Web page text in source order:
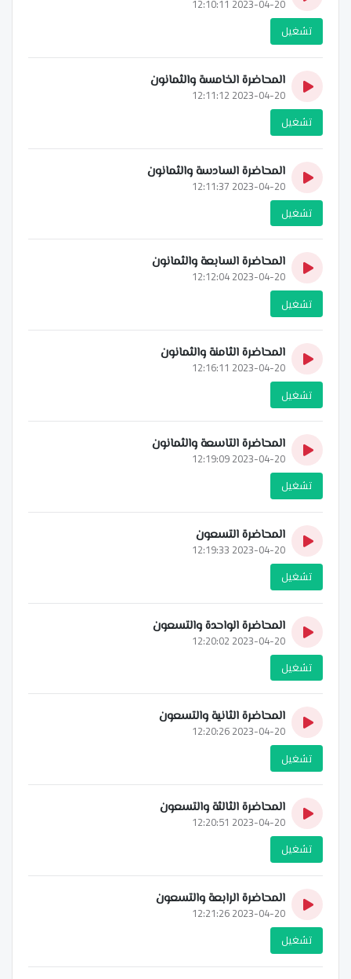
2023-04-20 12:10:11
تشغيل
المحاضرة الخامسة والثمانون
2023-04-20 12:11:12
تشغيل
المحاضرة السادسة والثمانون
2023-04-20 12:11:37
تشغيل
المحاضرة السابعة والثمانون
2023-04-20 12:12:04
تشغيل
المحاضرة الثامنة والثمانون
2023-04-20 12:16:11
تشغيل
المحاضرة التاسعة والثمانون
2023-04-20 12:19:09
تشغيل
المحاضرة التسعون
2023-04-20 12:19:33
تشغيل
المحاضرة الواحدة والتسعون
2023-04-20 12:20:02
تشغيل
المحاضرة الثانية والتسعون
2023-04-20 12:20:26
تشغيل
المحاضرة الثالثة والتسعون
2023-04-20 12:20:51
تشغيل
المحاضرة الرابعة والتسعون
2023-04-20 12:21:26
تشغيل